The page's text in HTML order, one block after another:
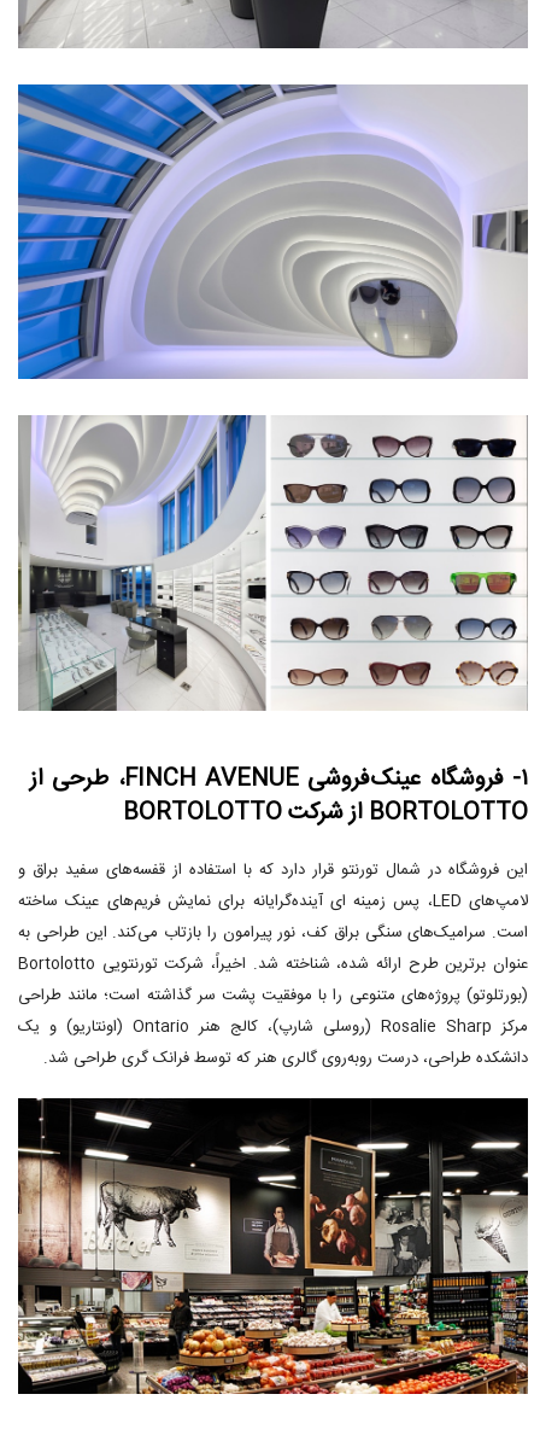
۱- فروشگاه عینک‌فروشی FINCH AVENUE، طرحی از
BORTOLOTTO از شرکت BORTOLOTTO
این فروشگاه در شمال تورنتو قرار دارد که با استفاده از قفسه‌های سفید براق و
لامپ‌های LED، پس زمینه ای آینده‌گرایانه برای نمایش فریم‌های عینک ساخته
است. سرامیک‌های سنگی براق کف، نور پیرامون را بازتاب می‌کند. این طراحی به
عنوان برترین طرح ارائه شده، شناخته شد. اخیراً، شرکت تورنتویی Bortolotto
(بورتلوتو) پروژه‌های متنوعی را با موفقیت پشت سر گذاشته است؛ مانند طراحی
مرکز Rosalie Sharp (روسلی شارپ)، کالج هنر Ontario (اونتاریو) و یک
دانشکده طراحی، درست روبه‌روی گالری هنر که توسط فرانک گری طراحی شد.